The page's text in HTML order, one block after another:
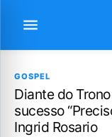
GOSPEL
Diante do
sucesso
Ingrid Rosario